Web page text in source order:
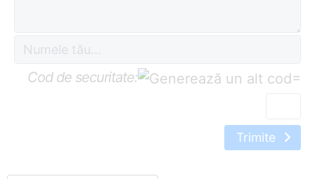
Cod de securitate: =
Trimite